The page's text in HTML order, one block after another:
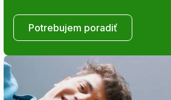
Potrebujem poradiť